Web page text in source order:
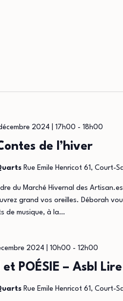
de l’hiver
2024 | 17h00 - 18h00
Rue Emile Henricot 61, Court-
du Marché Hivernal des
grand vos oreilles. Déborah
de musique, à la…
et POÉSIE – Asbl
2024 | 10h00 - 12h00
Rue Emile Henricot 61, Court-